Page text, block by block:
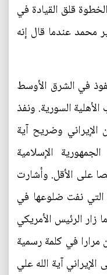
قلق القيادة في
محمد عندما قال إنه
في الشرق الأوسط
السورية. ونفذ
وضريح آية
الإسلامية
أسفرت عن مقتل 17 شخصا على الأقل. وأشارت
التي نفت ضلوعها في
الرئيس الأمريكي
مرارا في كلمة رسمية
آية الله علي